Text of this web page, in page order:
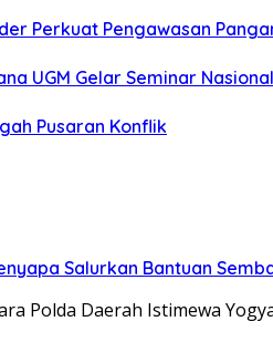
Perkuat Pengawasan
UGM Gelar Seminar
Pusaran Konflik
Salurkan Bantuan
Polda Daerah Istimewa